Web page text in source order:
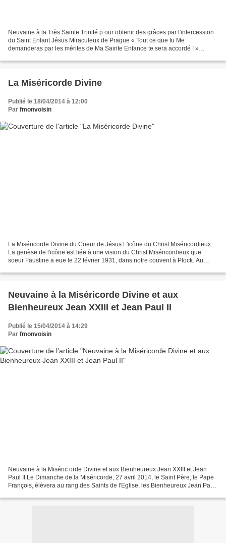
Neuvaine à la Très Sainte Trinité p our obtenir des grâces par l'intercession
du Saint Enfant Jésus Miraculeux de Prague « Tout ce que tu Me
demanderas par les mérites de Ma Sainte Enfance te sera accordé ! »
La Miséricorde Divine
Publié le 18/04/2014 à 12:00
Par fmonvoisin
La Miséricorde Divine du Coeur de Jésus L'icône du Christ Miséricordieux
La genèse de l'icône est liée à une vision du Christ Miséricordieux que
soeur Faustine a eue le 22 février 1931, dans notre couvent à Plock. Au
Neuvaine à la Miséricorde Divine et aux
Bienheureux Jean XXIII et Jean Paul II
Publié le 15/04/2014 à 14:29
Par fmonvoisin
Neuvaine à la Miséric orde Divine et aux Bienheureux Jean XXIII et Jean
Paul II Le Dimanche de la Miséricorde, 27 avril 2014, le Saint Père, le Pape
François, élèvera au rang des Saints de l'Eglise, les Bienheureux Jean Paul